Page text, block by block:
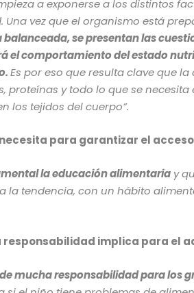
a exponerse a los distintos
Una vez que el organismo está
balanceada, se presentan las
el comportamiento del estado
Es por eso que resulta clave que
proteínas y todo lo que se
los tejidos del cuerpo”.
necesita para garantizar el
la educación alimentaria y
la tendencia, con un hábito
responsabilidad implica para el
mucha responsabilidad para los